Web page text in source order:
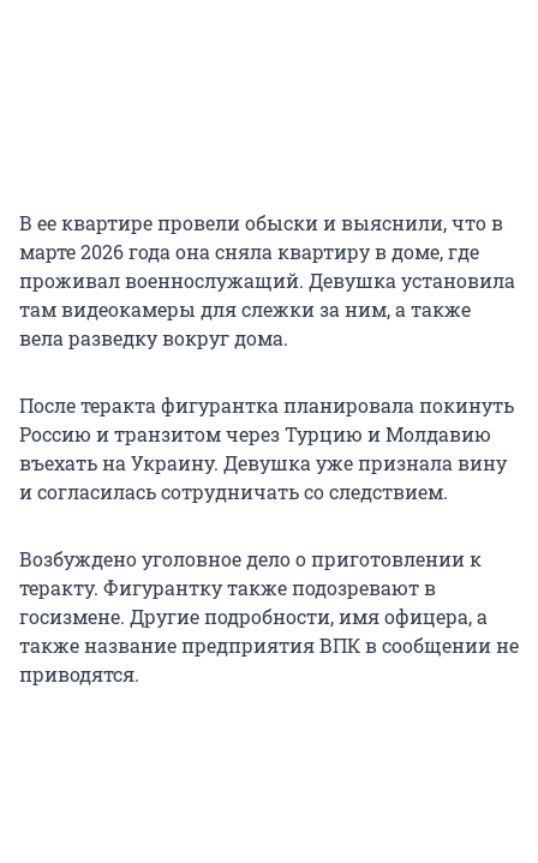
В ее квартире провели обыски и выяснили, что в
марте 2026 года она сняла квартиру в доме, где
проживал военнослужащий. Девушка установила
там видеокамеры для слежки за ним, а также
вела разведку вокруг дома.
После теракта фигурантка планировала покинуть
Россию и транзитом через Турцию и Молдавию
въехать на Украину. Девушка уже признала вину
и согласилась сотрудничать со следствием.
Возбуждено уголовное дело о приготовлении к
теракту. Фигурантку также подозревают в
госизмене. Другие подробности, имя офицера, а
также название предприятия ВПК в сообщении не
приводятся.